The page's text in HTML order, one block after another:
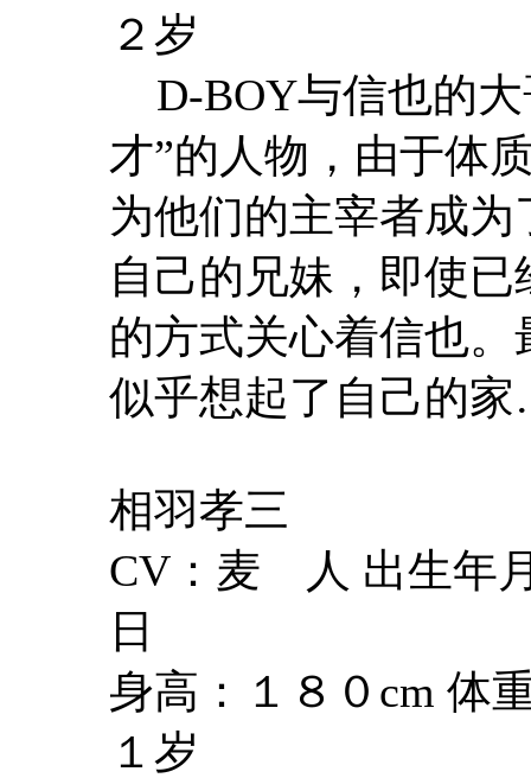
２岁
D-BOY与信也的大
才”的人物，由于体
为他们的主宰者成
自己的兄妹，即使
的方式关心着信也
似乎想起了自己的
相羽孝三
CV：麦 人 出生年
日
身高：１８０cm 体
１岁